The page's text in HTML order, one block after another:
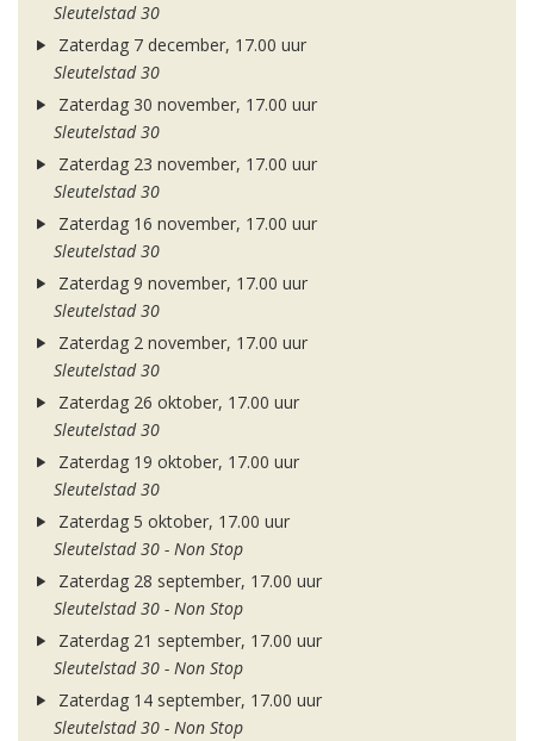
Sleutelstad 30
Zaterdag 7 december, 17.00 uur
Sleutelstad 30
Zaterdag 30 november, 17.00 uur
Sleutelstad 30
Zaterdag 23 november, 17.00 uur
Sleutelstad 30
Zaterdag 16 november, 17.00 uur
Sleutelstad 30
Zaterdag 9 november, 17.00 uur
Sleutelstad 30
Zaterdag 2 november, 17.00 uur
Sleutelstad 30
Zaterdag 26 oktober, 17.00 uur
Sleutelstad 30
Zaterdag 19 oktober, 17.00 uur
Sleutelstad 30
Zaterdag 5 oktober, 17.00 uur
Sleutelstad 30 - Non Stop
Zaterdag 28 september, 17.00 uur
Sleutelstad 30 - Non Stop
Zaterdag 21 september, 17.00 uur
Sleutelstad 30 - Non Stop
Zaterdag 14 september, 17.00 uur
Sleutelstad 30 - Non Stop